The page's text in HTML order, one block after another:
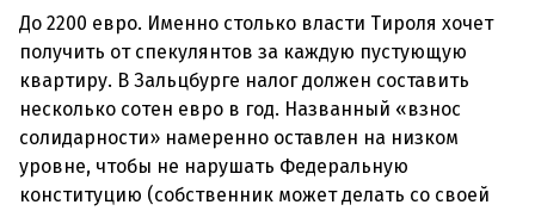
До 2200 евро. Именно столько власти Тироля хочет
получить от спекулянтов за каждую пустующую
квартиру. В Зальцбурге налог должен составить
несколько сотен евро в год. Названный «взнос
солидарности» намеренно оставлен на низком
уровне, чтобы не нарушать Федеральную
конституцию (собственник может делать со своей